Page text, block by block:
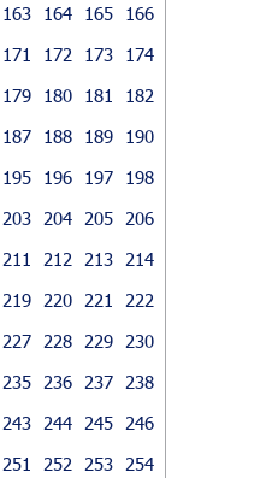
163 164 165
166
171 172 173
174
179 180 181
182
187 188 189
190
195 196 197
198
203 204 205
206
211 212 213
214
219 220 221
222
227 228 229
230
235 236 237
238
243 244 245
246
251 252 253
254